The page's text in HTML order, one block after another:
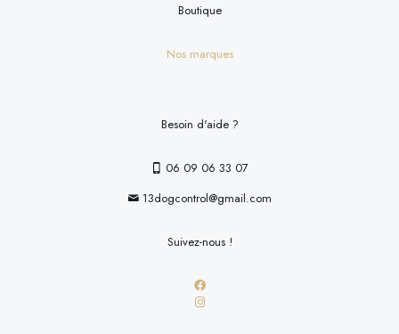
Boutique
Nos marques
Besoin d'aide ?
06 09 06 33 07
13dogcontrol@gmail.com
Suivez-nous !